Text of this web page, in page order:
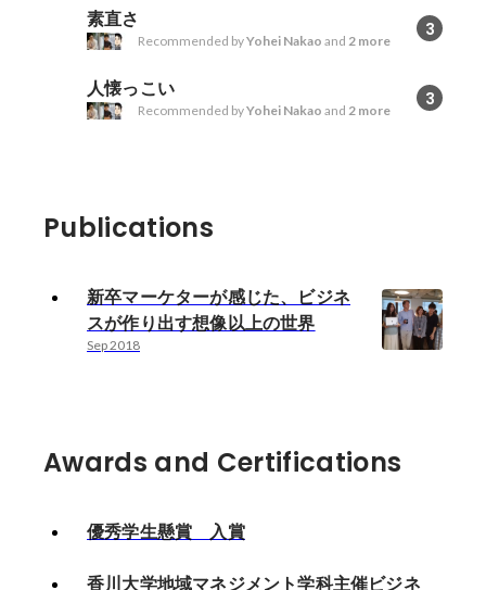
素直さ 3
Recommended byYohei Nakao and 2 more
人懐っこい 3
Recommended byYohei Nakao and 2 more
Publications
新卒マーケターが感じた、ビジネ
スが作り出す想像以上の世界
Sep 2018
Awards and Certifications
優秀学生懸賞 入賞
香川大学地域マネジメント学科主催ビジネ